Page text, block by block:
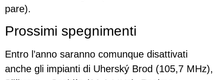
pare).
Prossimi spegnimenti
Entro l’anno saranno comunque disattivati
anche gli impianti di Uherský Brod (105,7 MHz),